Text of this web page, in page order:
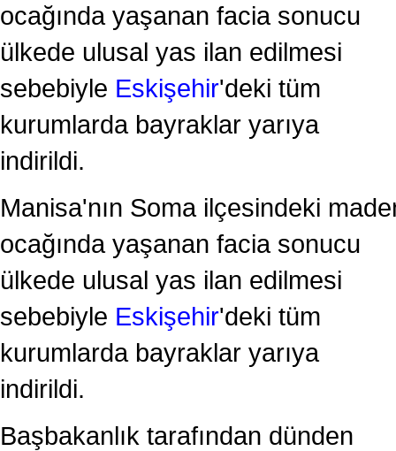
ocağında yaşanan facia sonucu
ülkede ulusal yas ilan edilmesi
sebebiyle Eskişehir'deki tüm
kurumlarda bayraklar yarıya
indirildi.
Manisa'nın Soma ilçesindeki
ocağında yaşanan facia sonucu
ülkede ulusal yas ilan edilmesi
sebebiyle Eskişehir'deki tüm
kurumlarda bayraklar yarıya
indirildi.
Başbakanlık tarafından dünden